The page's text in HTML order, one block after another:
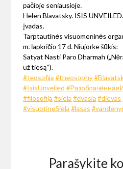
pačioje seniausioje.
Helen Blavatsky. ISIS
įvadas.
Tarptautinės visuomeninės
m. lapkričio 17 d. Niujorke šūkis:
Satyat Nasti Paro Dharmah
už tiesą“).
#teosofija #theosophy
#IsisUnveiled
#filosofija #siela #dvasia #dievas
#visuotineSiela #lasas
Parašykite